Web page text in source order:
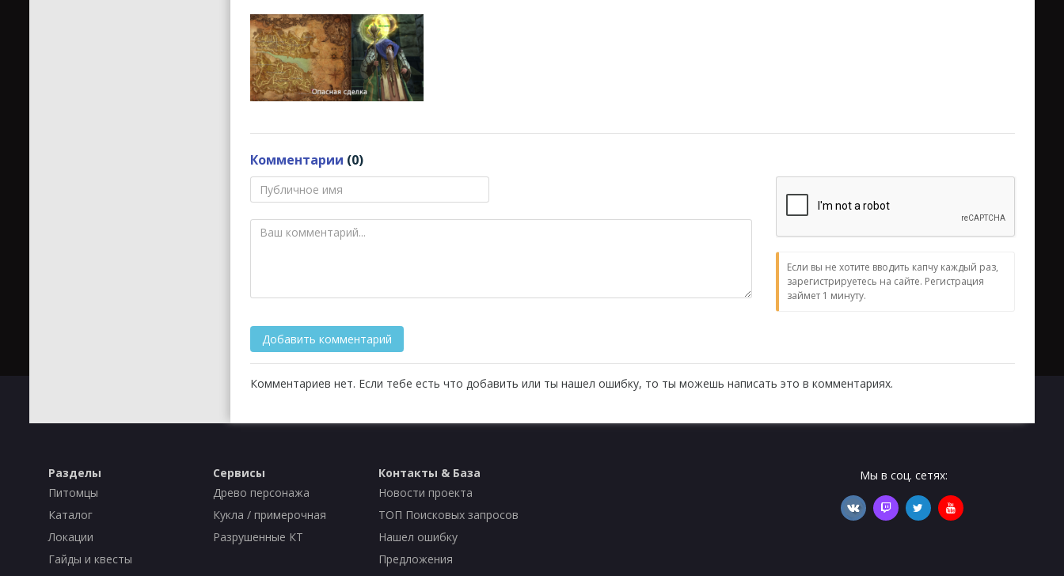
Комментарии (0)
Если вы не хотите вводить капчу каждый раз,
зарегистрируетесь на сайте. Регистрация
займет 1 минуту.
Комментариев нет. Если тебе есть что добавить или ты нашел ошибку, то ты можешь написать это в комментариях.
Разделы
Питомцы
Каталог
Локации
Гайды и квесты
Сервисы
Древо персонажа
Кукла / примерочная
Разрушенные КТ
Контакты & База
Новости проекта
ТОП Поисковых запросов
Нашел ошибку
Предложения
Мы в соц. сетях: